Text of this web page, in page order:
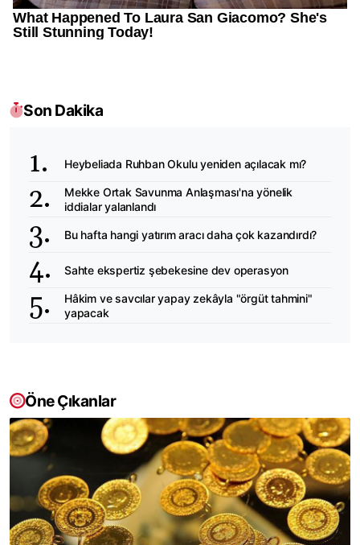
Son Dakika
Heybeliada Ruhban Okulu yeniden açılacak mı?
Mekke Ortak Savunma Anlaşması'na yönelik
iddialar yalanlandı
Bu hafta hangi yatırım aracı daha çok kazandırdı?
Sahte ekspertiz şebekesine dev operasyon
Hâkim ve savcılar yapay zekâyla "örgüt tahmini"
yapacak
Öne Çıkanlar